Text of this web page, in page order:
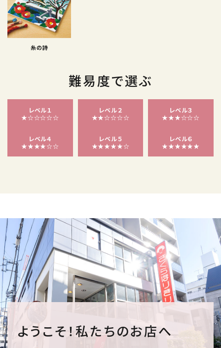
糸の詩
難易度で選ぶ
レベル１
★☆☆☆☆☆
レベル２
★★☆☆☆☆
レベル３
★★★☆☆☆
レベル４
★★★★☆☆
レベル５
★★★★★☆
レベル６
★★★★★★
ようこそ！私たちのお店へ